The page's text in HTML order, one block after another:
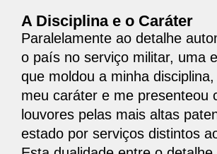
A Disciplina e o Caráter
Paralelamente ao detalhe
o país no serviço militar, uma
que moldou a minha
meu caráter e me presenteou
louvores pelas mais altas
estado por serviços distintos